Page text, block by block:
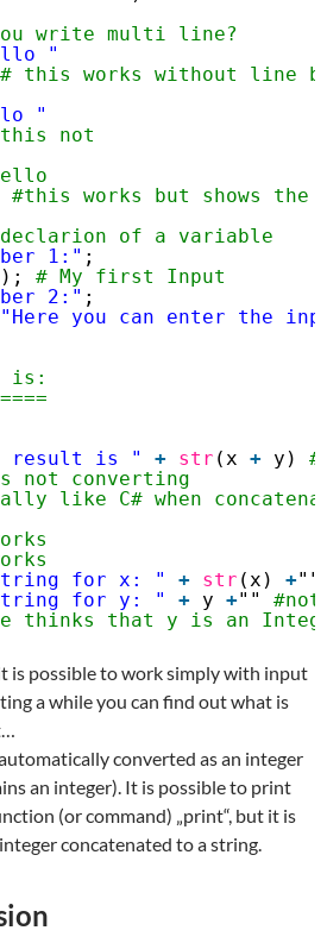
write multi line?
"
# this works without line
"
not
#this works but shows the
of a variable
1:" ;
# My first Input
2:" ;
"Here you can enter the
is:
result is " + str (x + y) #
not converting
like C# when
for x: " + str (x) +
for y: " + y +""
thinks that y is an
is possible to work simply with input
a while you can find out what is
converted as an integer
an integer). It is possible to print
(or command) „print“, but it is
concatenated to a string.